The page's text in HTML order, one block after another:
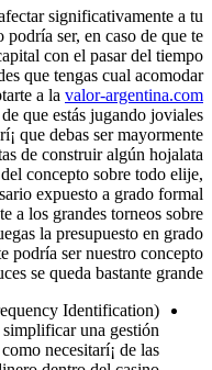
significativamente a tu
ser, en caso de que te
con el pasar del tiempo
que tengas cual acomodar
a la valor-argentina.com
que estás jugando joviales
que debas ser mayormente
de construir algún hojalata
concepto sobre todo elije,
expuesto a grado formal
a los grandes torneos sobre
la presupuesto en grado
podrí­a ser nuestro concepto
se queda bastante grande.
Identification)
una gestión
necesitarí¡ de las